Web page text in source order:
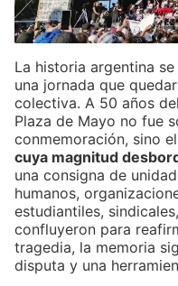
La historia argentina
una jornada que
colectiva. A 50 años
Plaza de Mayo no fue
conmemoración, sino
cuya magnitud
una consigna de
humanos,
estudiantiles,
confluyeron para
tragedia, la memoria
disputa y una